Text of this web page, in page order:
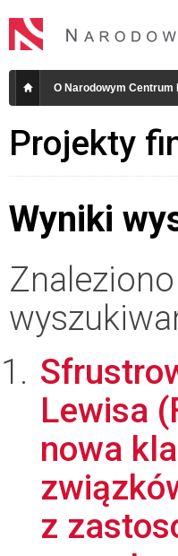
O Narodowym Centrum
Projekty
Wyniki
Lewisa
nowa
z